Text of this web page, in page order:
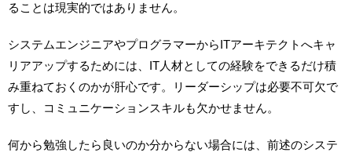
ることは現実的ではありません。
システムエンジニアやプログラマーからITアーキテクトへキャ
リアアップするためには、IT人材としての経験をできるだけ積
み重ねておくのかが肝心です。リーダーシップは必要不可欠で
すし、コミュニケーションスキルも欠かせません。
何から勉強したら良いのか分からない場合には、前述のシステ